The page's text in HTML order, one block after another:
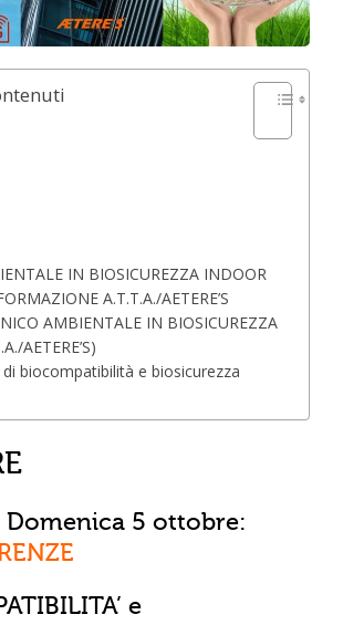
IN BIOSICUREZZA INDOOR
A.T.T.A./AETERE’S
AMBIENTALE IN BIOSICUREZZA
AETERE’S)
di biocompatibilità e biosicurezza
Domenica 5 ottobre:
e